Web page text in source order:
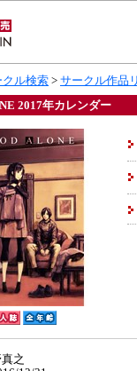
クル検索 > サークル作品
2017年カレンダー
之